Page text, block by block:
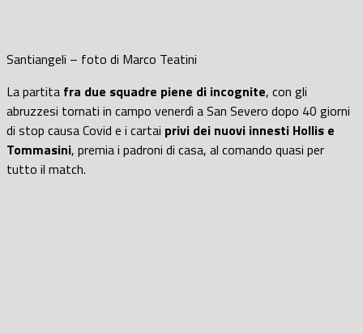
Santiangeli – foto di Marco Teatini
La partita fra due squadre piene di incognite, con gli
abruzzesi tornati in campo venerdì a San Severo dopo 40 giorni
di stop causa Covid e i cartai privi dei nuovi innesti Hollis e
Tommasini, premia i padroni di casa, al comando quasi per
tutto il match.